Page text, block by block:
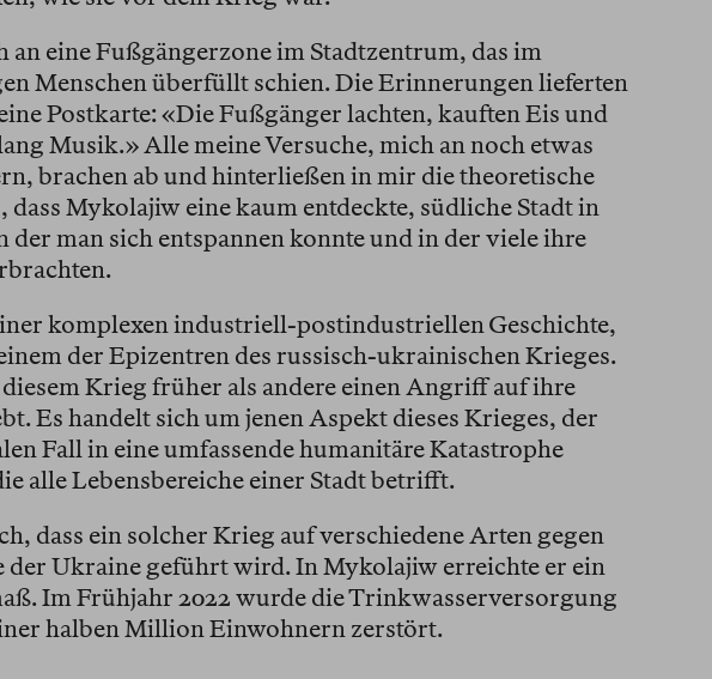
an eine Fußgängerzone im Stadtzentrum, das im
Menschen überfüllt schien. Die Erinnerungen lieferten
Postkarte: «Die Fußgänger lachten, kauften Eis und
Musik.» Alle meine Versuche, mich an noch etwas
brachen ab und hinterließen in mir die theoretische
dass Mykolajiw eine kaum entdeckte, südliche Stadt in
der man sich entspannen konnte und in der viele ihre
komplexen industriell-postindustriellen Geschichte,
der Epizentren des russisch-ukrainischen Krieges.
Krieg früher als andere einen Angriff auf ihre
Es handelt sich um jenen Aspekt dieses Krieges, der
Fall in eine umfassende humanitäre Katastrophe
alle Lebensbereiche einer Stadt betrifft.
dass ein solcher Krieg auf verschiedene Arten gegen
der Ukraine geführt wird. In Mykolajiw erreichte er ein
Im Frühjahr 2022 wurde die Trinkwasserversorgung
halben Million Einwohnern zerstört.